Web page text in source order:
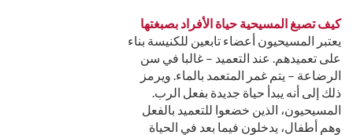
كيف تصبغ المسيحية حياة الأفراد بصبغتها
يعتبر المسيحيون أعضاء تابعين للكنيسة بناء
على تعميدهم. عند التعميد – غالبا في سن
الرضاعة – يتم غمر المتعمد بالماء. ويرمز
ذلك إلى أنه يبدأ حياة جديدة بفعل الرب.
المسيحيون، الذين خضعوا للتعميد بالفعل
وهم أطفال، يدخلون فيما بعد في الحياة